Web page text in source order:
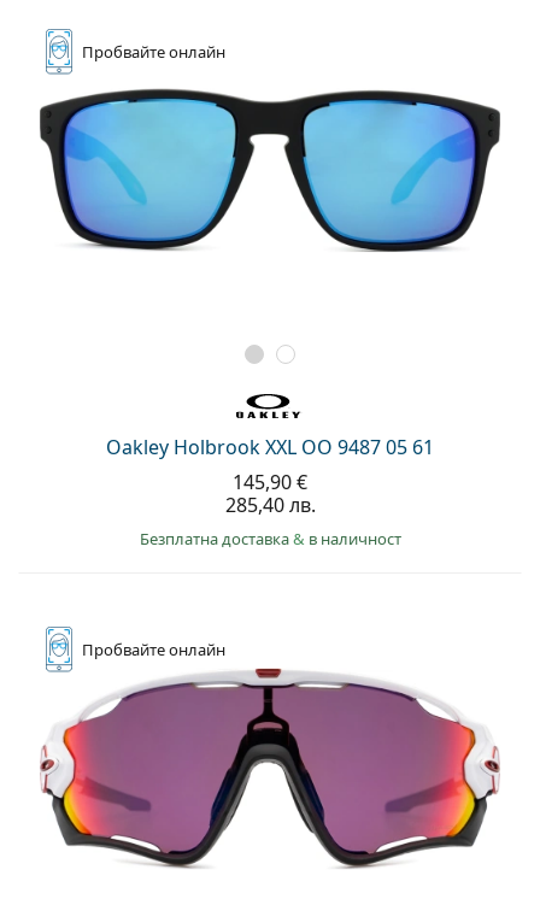
Пробвайтеонлайн
Oakley Holbrook XXL OO 9487 05 61
145,90 €
285,40 лв.
Безплатна доставка& в наличност
Пробвайтеонлайн